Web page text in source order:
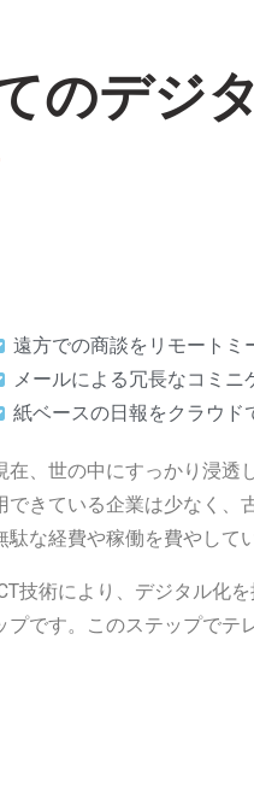
のデジ
遠方での商談をリモートミ
メールによる冗長なコミ
紙ベースの日報をクラウド
在、世の中にすっかり浸透
できている企業は少なく、
駄な経費や稼働を費やして
技術により、デジタル化
プです。このステップでテ